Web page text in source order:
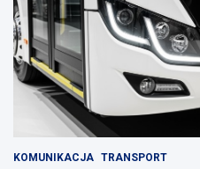
KOMUNIKACJA TRANSPORT